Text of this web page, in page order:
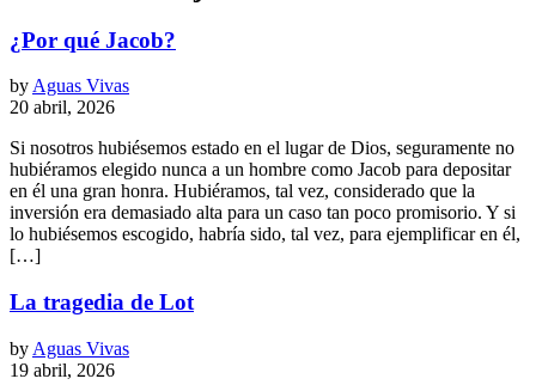
¿Por qué Jacob?
byAguas Vivas
20 abril, 2026
Si nosotros hubiésemos estado en el lugar de Dios, seguramente no
hubiéramos elegido nunca a un hombre como Jacob para depositar
en él una gran honra. Hubiéramos, tal vez, considerado que la
inversión era demasiado alta para un caso tan poco promisorio. Y si
lo hubiésemos escogido, habría sido, tal vez, para ejemplificar en él,
[…]
La tragedia de Lot
by Aguas Vivas
19 abril, 2026